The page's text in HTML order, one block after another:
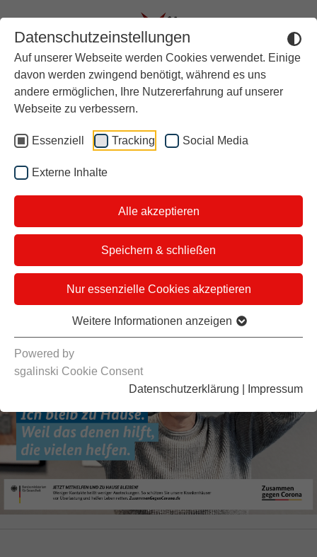
Datenschutzeinstellungen
Auf unserer Webseite werden Cookies verwendet. Einige
davon werden zwingend benötigt, während es uns
andere ermöglichen, Ihre Nutzererfahrung auf unserer
Webseite zu verbessern.
Essenziell Tracking Social Media
Externe Inhalte
Alle akzeptieren
Speichern & schließen
Nur essenzielle Cookies akzeptieren
Weitere Informationen anzeigen
Powered by
sgalinski Cookie Consent
Datenschutzerklärung
Impressum
#WirBleibenZuhause
Machen Sie mit und setzen
Sie gemeinsam mit vielen
anderen ein Zeichen der
Solidarität und des
Zusammenhalts!
Aktuell
Rückblick
Über stern TV
Der Moderator
i&u Studios